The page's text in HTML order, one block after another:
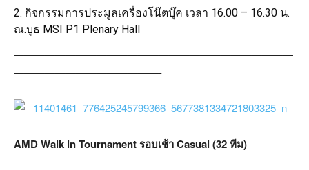
2. กิจกรรมการประมูลเครื่องโน๊ตบุ๊ค เวลา 16.00 – 16.30 น.
ณ.บูธ MSI P1 Plenary Hall
———————————————————————————
——————————————-
AMD Walk in Tournament รอบเช้า Casual (32 ทีม)